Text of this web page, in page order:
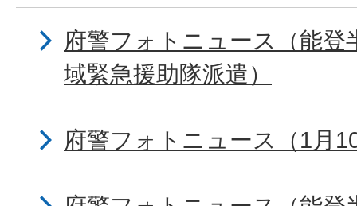
府警フォトニュース（能登
域緊急援助隊派遣）
府警フォトニュース（1月